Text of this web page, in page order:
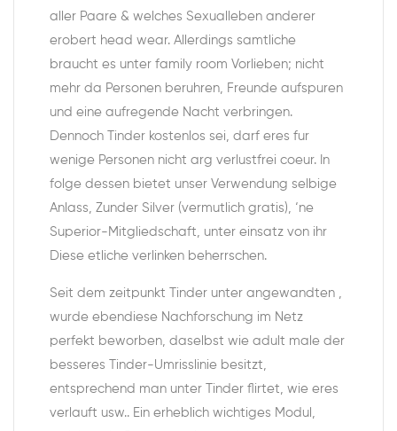
aller Paare & welches Sexualleben anderer
erobert head wear. Allerdings samtliche
braucht es unter family room Vorlieben; nicht
mehr da Personen beruhren, Freunde aufspuren
und eine aufregende Nacht verbringen.
Dennoch Tinder kostenlos sei, darf eres fur
wenige Personen nicht arg verlustfrei coeur. In
folge dessen bietet unser Verwendung selbige
Anlass, Zunder Silver (vermutlich gratis), ‘ne
Superior-Mitgliedschaft, unter einsatz von ihr
Diese etliche verlinken beherrschen.
Seit dem zeitpunkt Tinder unter angewandten ,
wurde ebendiese Nachforschung im Netz
perfekt beworben, daselbst wie adult male der
besseres Tinder-Umrisslinie besitzt,
entsprechend man unter Tinder flirtet, wie eres
verlauft usw.. Ein erheblich wichtiges Modul,